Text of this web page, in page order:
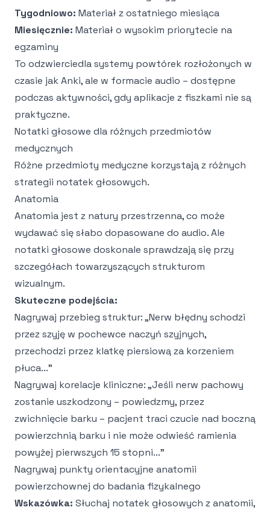
Tygodniowo: Materiał z ostatniego miesiąca
Miesięcznie: Materiał o wysokim priorytecie na
egzaminy
To odzwierciedla systemy powtórek rozłożonych w
czasie jak Anki, ale w formacie audio – dostępne
podczas aktywności, gdy aplikacje z fiszkami nie są
praktyczne.
Notatki głosowe dla różnych przedmiotów
medycznych
Różne przedmioty medyczne korzystają z różnych
strategii notatek głosowych.
Anatomia
Anatomia jest z natury przestrzenna, co może
wydawać się słabo dopasowane do audio. Ale
notatki głosowe doskonale sprawdzają się przy
szczegółach towarzyszących strukturom
wizualnym.
Skuteczne podejścia:
Nagrywaj przebieg struktur: „Nerw błędny schodzi
przez szyję w pochewce naczyń szyjnych,
przechodzi przez klatkę piersiową za korzeniem
płuca..."
Nagrywaj korelacje kliniczne: „Jeśli nerw pachowy
zostanie uszkodzony – powiedzmy, przez
zwichnięcie barku – pacjent traci czucie nad boczną
powierzchnią barku i nie może odwieść ramienia
powyżej pierwszych 15 stopni..."
Nagrywaj punkty orientacyjne anatomii
powierzchownej do badania fizykalnego
Wskazówka: Słuchaj notatek głosowych z anatomii,